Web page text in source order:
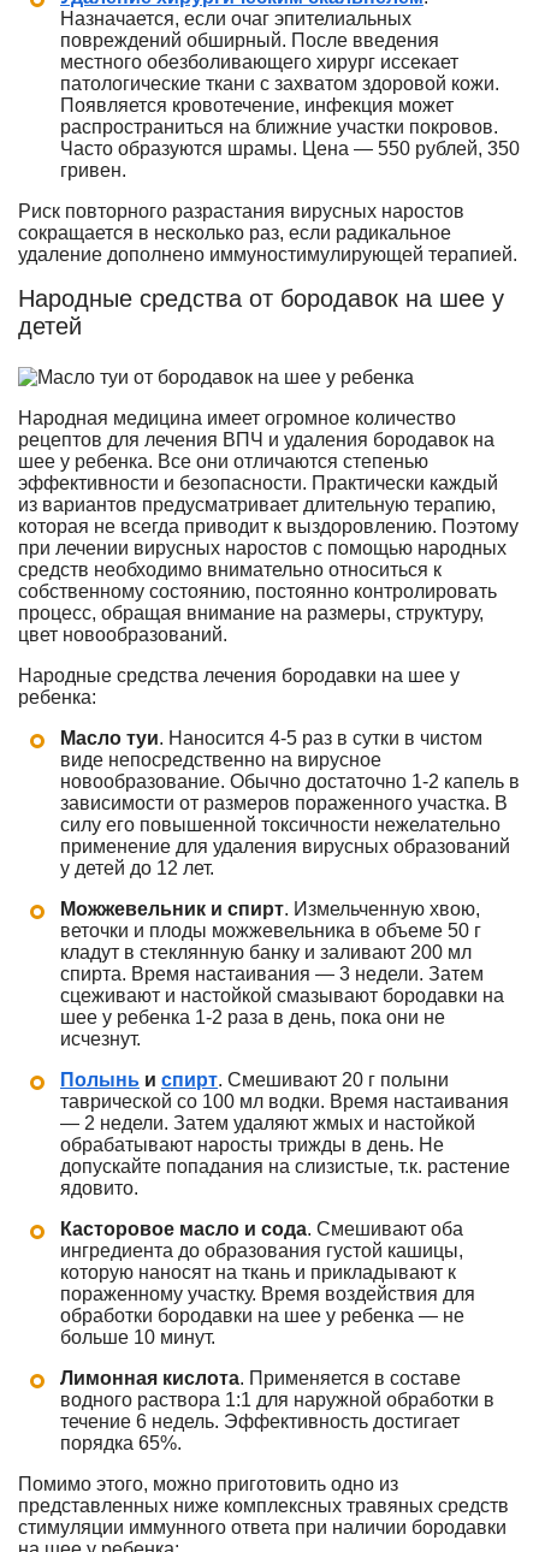
Назначается, если очаг эпителиальных
повреждений обширный. После введения
местного обезболивающего хирург иссекает
патологические ткани с захватом здоровой кожи.
Появляется кровотечение, инфекция может
распространиться на ближние участки покровов.
Часто образуются шрамы. Цена — 550 рублей, 350
гривен.
Риск повторного разрастания вирусных наростов
сокращается в несколько раз, если радикальное
удаление дополнено иммуностимулирующей терапией.
Народные средства от бородавок на шее у
детей
Народная медицина имеет огромное количество
рецептов для лечения ВПЧ и удаления бородавок на
шее у ребенка. Все они отличаются степенью
эффективности и безопасности. Практически каждый
из вариантов предусматривает длительную терапию,
которая не всегда приводит к выздоровлению. Поэтому
при лечении вирусных наростов с помощью народных
средств необходимо внимательно относиться к
собственному состоянию, постоянно контролировать
процесс, обращая внимание на размеры, структуру,
цвет новообразований.
Народные средства лечения бородавки на шее у
ребенка:
Масло туи. Наносится 4-5 раз в сутки в чистом
виде непосредственно на вирусное
новообразование. Обычно достаточно 1-2 капель в
зависимости от размеров пораженного участка. В
силу его повышенной токсичности нежелательно
применение для удаления вирусных образований
у детей до 12 лет.
Можжевельник и спирт. Измельченную хвою,
веточки и плоды можжевельника в объеме 50 г
кладут в стеклянную банку и заливают 200 мл
спирта. Время настаивания — 3 недели. Затем
сцеживают и настойкой смазывают бородавки на
шее у ребенка 1-2 раза в день, пока они не
исчезнут.
Полынь и спирт. Смешивают 20 г полыни
таврической со 100 мл водки. Время настаивания
— 2 недели. Затем удаляют жмых и настойкой
обрабатывают наросты трижды в день. Не
допускайте попадания на слизистые, т.к. растение
ядовито.
Касторовое масло и сода. Смешивают оба
ингредиента до образования густой кашицы,
которую наносят на ткань и прикладывают к
пораженному участку. Время воздействия для
обработки бородавки на шее у ребенка — не
больше 10 минут.
Лимонная кислота. Применяется в составе
водного раствора 1:1 для наружной обработки в
течение 6 недель. Эффективность достигает
порядка 65%.
Помимо этого, можно приготовить одно из
представленных ниже комплексных травяных средств
стимуляции иммунного ответа при наличии бородавки